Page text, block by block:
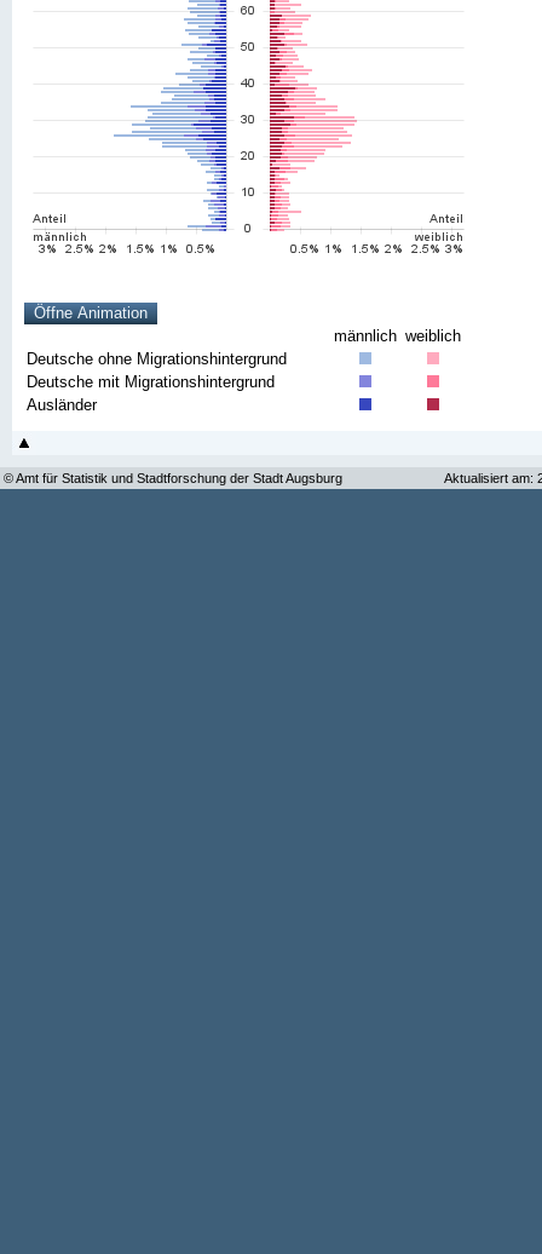
männlich weiblich
Deutsche ohne Migrationshintergrund
Deutsche mit Migrationshintergrund
Ausländer
© Amt für Statistik und Stadtforschung der Stadt Augsburg Aktualisiert am: